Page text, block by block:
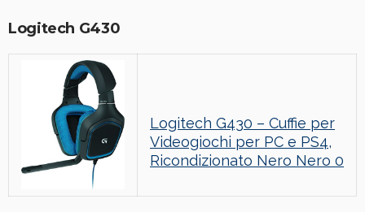
Logitech G430
Logitech G430 – Cuffie per
Videogiochi per PC e PS4,
Ricondizionato Nero Nero 0